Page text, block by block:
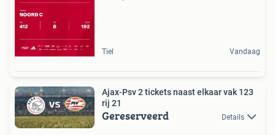
Tiel Vandaag
Ajax-Psv 2 tickets naast elkaar vak 123
rij 21
Gereserveerd Details